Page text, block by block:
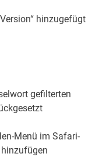
hinzugefügt
gefilterten
Menü im Safari-